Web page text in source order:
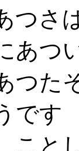
つさ
あ
つた
で
こと